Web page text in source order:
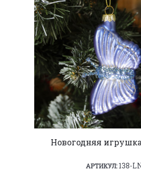
Новогодняя
АРТИКУЛ:138-